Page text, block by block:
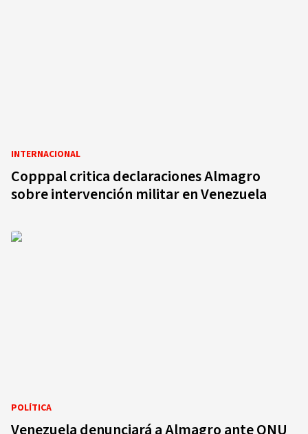
INTERNACIONAL
Copppal critica declaraciones Almagro
sobre intervención militar en Venezuela
POLÍTICA